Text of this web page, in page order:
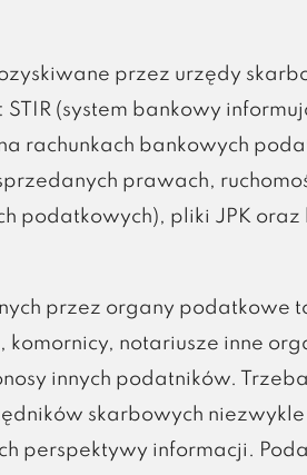
przez urzędy
STIR (system bankowy
rachunkach bankowych
prawach,
podatkowych), pliki JPK oraz
przez organy podatkowe
komornicy, notariusze inne
innych podatników.
skarbowych
perspektywy informacji.